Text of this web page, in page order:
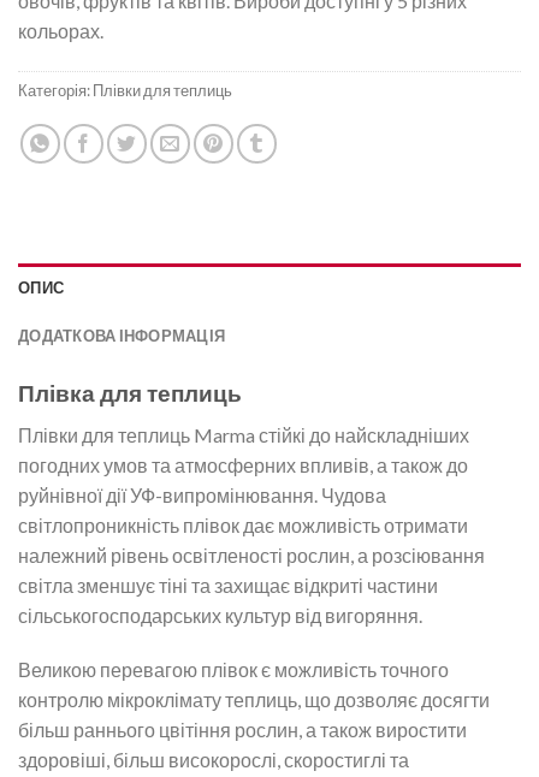
кольорах.
Категорія:Плівки для теплиць
ОПИС
ДОДАТКОВА ІНФОРМАЦІЯ
Плівка для теплиць
Плівки для теплиць Marma стійкі до найскладніших
погодних умов та атмосферних впливів, а також до
руйнівної дії УФ-випромінювання. Чудова
світлопроникність плівок дає можливість отримати
належний рівень освітленості рослин, а розсіювання
світла зменшує тіні та захищає відкриті частини
сільськогосподарських культур від вигоряння.
Великою перевагою плівок є можливість точного
контролю мікроклімату теплиць, що дозволяє досягти
більш раннього цвітіння рослин, а також виростити
здоровіші, більш високорослі, скоростиглі та